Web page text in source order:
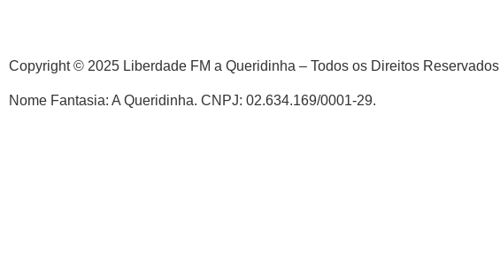
Copyright © 2025 Liberdade FM a Queridinha – Todos os Direitos Reservados
Nome Fantasia: A Queridinha. CNPJ: 02.634.169/0001-29.